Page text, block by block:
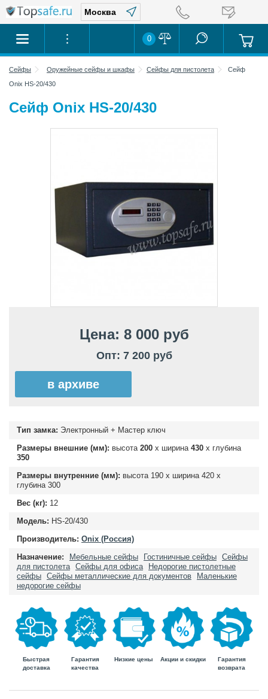
0
Сейфы Оружейные сейфы и шкафы Сейфы для пистолета
Сейф
Onix HS-20/430
Сейф Onix HS-20/430
Цена: 8 000 руб
Опт: 7 200 руб
в архиве
Тип замка: Электронный + Мастер ключ
Размеры внешние (мм): высота 200 х ширина 430 х глубина
350
Размеры внутренние (мм): высота 190 х ширина 420 х
глубина 300
Вес (кг): 12
Модель: HS-20/430
Производитель: Onix (Россия)
Назначение:
Мебельные сейфы Гостиничные сейфы Сейфы
для пистолета Сейфы для офиса
Недорогие пистолетные
сейфы Сейфы металлические для документов
Маленькие
недорогие сейфы
Быстрая
доставка
Гарантия
качества
Низкие цены Акции и скидки
Гарантия
возврата